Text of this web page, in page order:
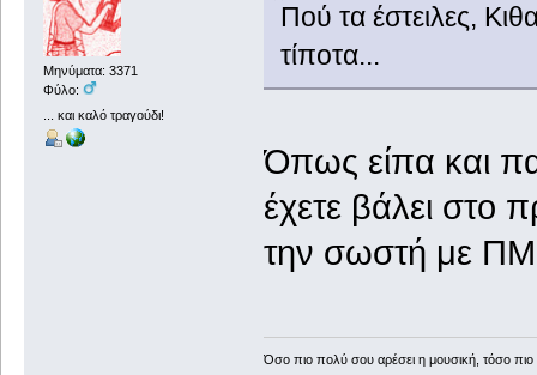
Μηνύματα: 3371
Φύλο:
... και καλό τραγούδι!
Πού τα έστειλες,
τίποτα...
Όπως είπα και
έχετε βάλει στο
την σωστή με
Όσο πιο πολύ σου αρέσει η μουσική, τόσο